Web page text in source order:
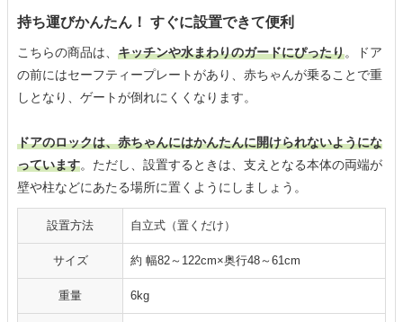
持ち運びかんたん！ すぐに設置できて便利
こちらの商品は、 キッチンや水まわりのガードにぴったり。ドア
の前にはセーフティープレートがあり、赤ちゃんが乗ることで重
しとなり、ゲートが倒れにくくなります。
ドアのロックは、赤ちゃんにはかんたんに開けられないようにな
っています。ただし、設置するときは、支えとなる本体の両端が
壁や柱などにあたる場所に置くようにしましょう。
設置方法 自立式（置くだけ）
サイズ 約 幅82～122cm×奥行48～61cm
重量 6kg